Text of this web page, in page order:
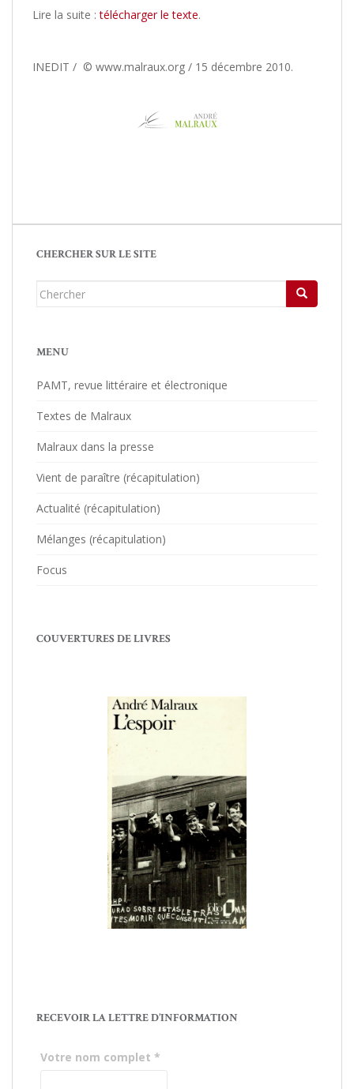
Lire la suite :télécharger le texte.
INEDIT / © www.malraux.org / 15 décembre 2010.
CHERCHER SUR LE SITE
Chercher...
MENU
PAMT, revue littéraire et électronique
Textes de Malraux
Malraux dans la presse
Vient de paraître (récapitulation)
Actualité (récapitulation)
Mélanges (récapitulation)
Focus
COUVERTURES DE LIVRES
RECEVOIR LA LETTRE D’INFORMATION
Votre nom complet *